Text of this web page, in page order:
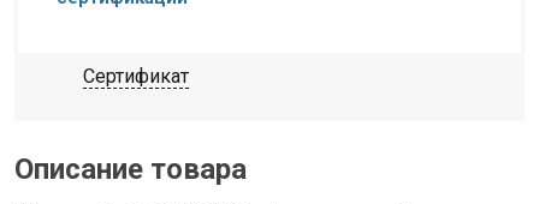
Сертификат
Описание товара